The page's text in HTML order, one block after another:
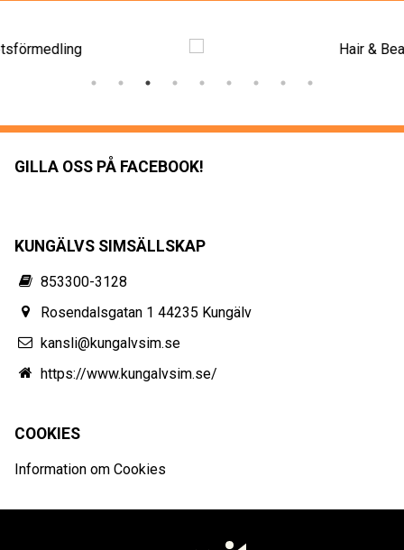
GILLA OSS PÅ FACEBOOK!
KUNGÄLVS SIMSÄLLSKAP
853300-3128
Rosendalsgatan 1 44235 Kungälv
kansli@kungalvsim.se
https://www.kungalvsim.se/
COOKIES
Information om Cookies